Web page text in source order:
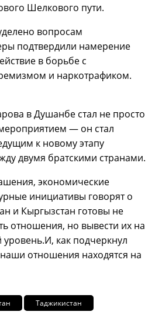
Шелкового пути.
вопросам
подтвердили намерение
в борьбе с
и наркотрафиком.
в Душанбе стал не просто
— он стал
к новому этапу
двумя братскими странами.
экономические
инициативы говорят о
и Кыргызстан готовы не
отношения, но вывести их на
как подчеркнул
отношения находятся на
Таджикистан